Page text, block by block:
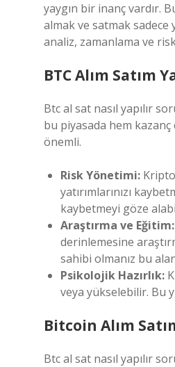
yaygın bir inanç vardır.
almak ve satmak sadece
analiz, zamanlama ve
BTC Alım Satım
Btc al sat nasıl yapılır
bu piyasada hem
önemli.
Risk Yönetimi:
yatırımlarınızı
kaybetmeyi göze
Araştırma ve Eğitim:
derinlemesine
sahibi olmanız bu
Psikolojik Hazırlık:
veya yükselebilir. Bu
Bitcoin Alım
Btc al sat nasıl yapılır